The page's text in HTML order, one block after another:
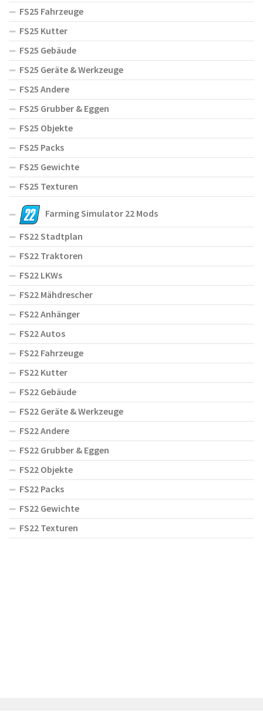
FS25 Fahrzeuge
FS25 Kutter
FS25 Gebäude
FS25 Geräte & Werkzeuge
FS25 Andere
FS25 Grubber & Eggen
FS25 Objekte
FS25 Packs
FS25 Gewichte
FS25 Texturen
Farming Simulator 22 Mods
FS22 Stadtplan
FS22 Traktoren
FS22 LKWs
FS22 Mähdrescher
FS22 Anhänger
FS22 Autos
FS22 Fahrzeuge
FS22 Kutter
FS22 Gebäude
FS22 Geräte & Werkzeuge
FS22 Andere
FS22 Grubber & Eggen
FS22 Objekte
FS22 Packs
FS22 Gewichte
FS22 Texturen